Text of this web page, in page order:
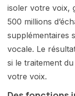
isoler votre voix,
500 millions
supplémentaires
vocale. Le
si le traitement
votre voix.